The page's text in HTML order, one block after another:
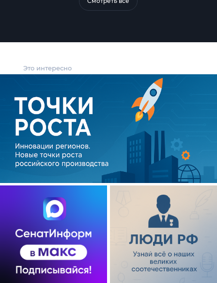
Это интересно